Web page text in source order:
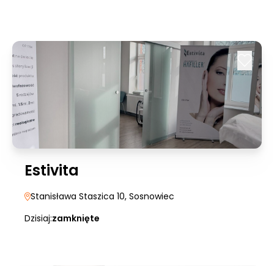
Estivita
Stanisława Staszica 10, Sosnowiec
Dzisiaj:zamknięte